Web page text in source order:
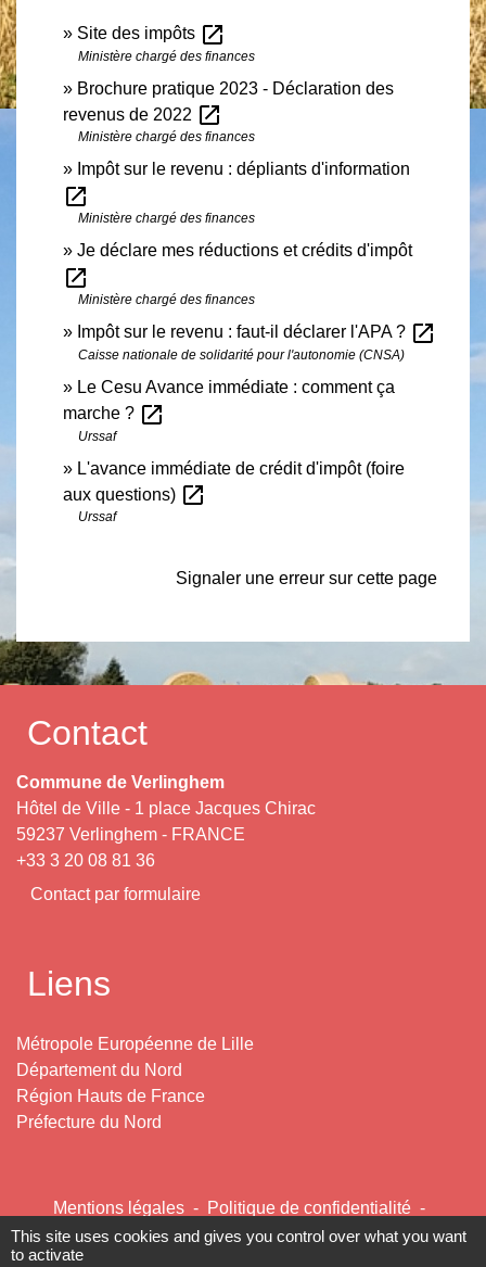
Site des impôts open_in_new
Ministère chargé des finances
Brochure pratique 2023 - Déclaration des
revenus de 2022 open_in_new
Ministère chargé des finances
Impôt sur le revenu : dépliants d'information
open_in_new
Ministère chargé des finances
Je déclare mes réductions et crédits d'impôt
open_in_new
Ministère chargé des finances
Impôt sur le revenu : faut-il déclarer l'APA ? open_in_new
Caisse nationale de solidarité pour l'autonomie (CNSA)
Le Cesu Avance immédiate : comment ça
marche ? open_in_new
Urssaf
L'avance immédiate de crédit d'impôt (foire
aux questions) open_in_new
Urssaf
Signaler une erreur sur cette page
Contact
Commune de Verlinghem
Hôtel de Ville - 1 place Jacques Chirac
59237 Verlinghem - FRANCE
+33 3 20 08 81 36
Contact par formulaire
Liens
Métropole Européenne de Lille
Département du Nord
Région Hauts de France
Préfecture du Nord
Mentions légales - Politique de confidentialité -
Accessibilité - Plan du site - Gestion des cookies
This site uses cookies and gives you control over what you want
to activate